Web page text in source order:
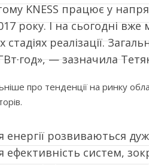
KNESS працює у
року. І на сьогодні
стадіях реалізації.
— зазначила
про тенденції на ринку
енергії розвиваються
ефективність систем,